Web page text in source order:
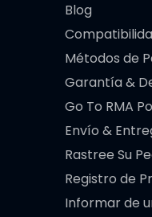
Blog
Métodos de
Garantía &
Go To RMA
Envío &
Rastree Su
Registro de
Informar de